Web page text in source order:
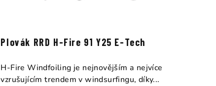
Plovák RRD H-Fire 91 Y25 E-Tech
H-Fire Windfoiling je nejnovějším a nejvíce
vzrušujícím trendem v windsurfingu, díky...